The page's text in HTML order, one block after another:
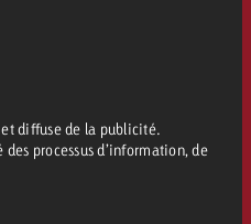
diffuse de la publicité.
processus d’information, de